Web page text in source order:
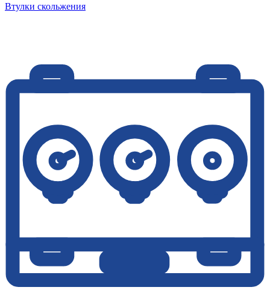
Втулки скольжения